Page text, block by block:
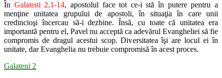
În Galateni 2,1-14, apostolul face tot ce-i stă în putere pentru a
menţine unitatea grupului de apostoli, în situaţia în care unii
credincioşi încercau să-i dezbine. Însă, cu toate că unitatea era
importantă pentru el, Pavel nu acceptă ca adevărul Evangheliei să fie
compromis de dragul acestui scop. Diversitatea îşi are locul ei în
unitate, dar Evanghelia nu trebuie compromisă în acest proces.
Galateni 2